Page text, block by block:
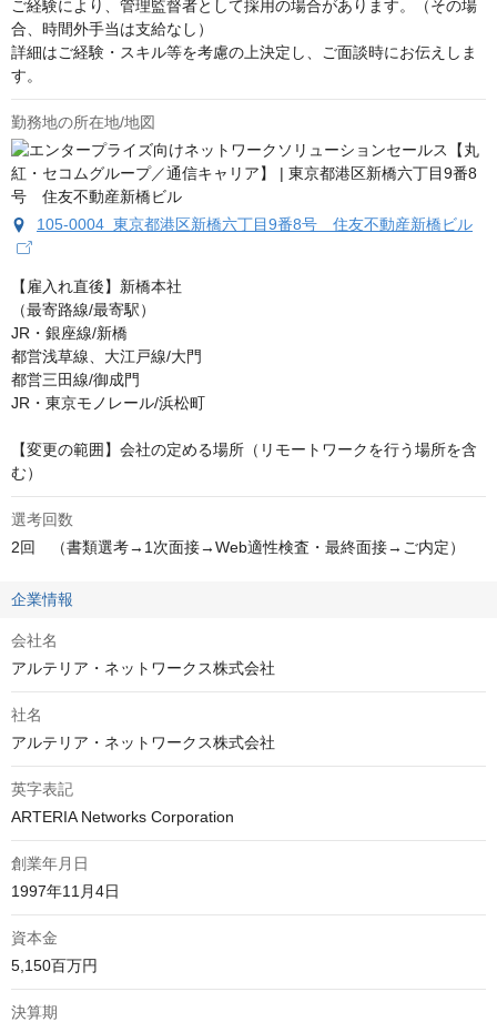
ご経験により、管理監督者として採用の場合があります。（その場
合、時間外手当は支給なし）
詳細はご経験・スキル等を考慮の上決定し、ご面談時にお伝えしま
す。
勤務地の所在地/地図
105-0004 東京都港区新橋六丁目9番8号 住友不動産新橋ビル
【雇入れ直後】新橋本社
（最寄路線/最寄駅）
JR・銀座線/新橋
都営浅草線、大江戸線/大門
都営三田線/御成門
JR・東京モノレール/浜松町
【変更の範囲】会社の定める場所（リモートワークを行う場所を含
む）
選考回数
2回　（書類選考→1次面接→Web適性検査・最終面接→ご内定）
企業情報
会社名
アルテリア・ネットワークス株式会社
社名
アルテリア・ネットワークス株式会社
英字表記
ARTERIA Networks Corporation
創業年月日
1997年11月4日
資本金
5,150百万円
決算期